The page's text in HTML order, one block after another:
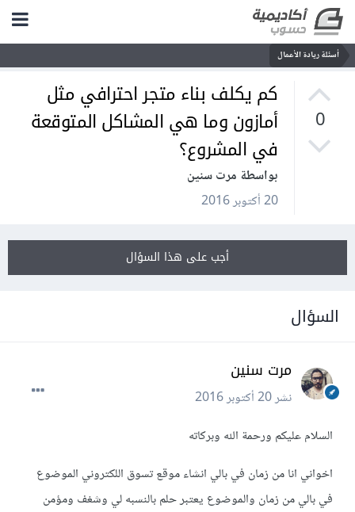
أسئلة ريادة الأعمال
0
كم يكلف بناء متجر احترافي مثل
أمازون وما هي المشاكل المتوقعة
في المشروع؟
بواسطة مرت سنين
20 أكتوبر 2016
أجب على هذا السؤال
السؤال
مرت سنين
نشر20 أكتوبر 2016
السلام عليكم ورحمة الله وبركاته
اخواني انا من زمان في بالي انشاء موقع تسوق اللكتروني الموضوع
في بالي من زمان والموضوع يعتبر حلم بالنسبه لي وشغف ومؤمن